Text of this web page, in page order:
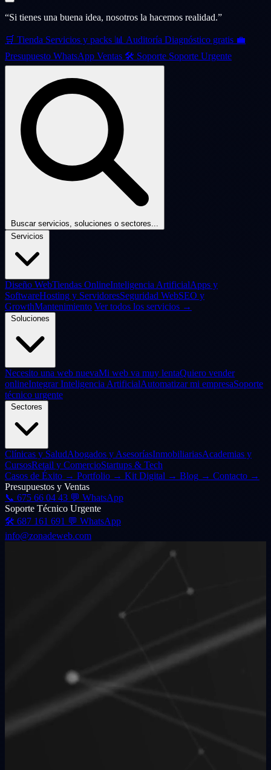
“Si tienes una buena idea, nosotros la hacemos realidad.”
🛒 Tienda Servicios y packs 📊 Auditoría Diagnóstico gratis 💼
Presupuesto WhatsApp Ventas 🛠️ Soporte Soporte Urgente
Buscar servicios, soluciones o sectores...
Servicios
Diseño WebTiendas OnlineInteligencia ArtificialApps y
SoftwareHosting y ServidoresSeguridad WebSEO y
GrowthMantenimiento Ver todos los servicios →
Soluciones
Necesito una web nuevaMi web va muy lentaQuiero vender
onlineIntegrar Inteligencia ArtificialAutomatizar mi empresaSoporte
técnico urgente
Sectores
Clínicas y SaludAbogados y AsesoríasInmobiliariasAcademias y
CursosRetail y ComercioStartups & Tech
Casos de Éxito → Portfolio → Kit Digital → Blog → Contacto →
Presupuestos y Ventas
📞 675 66 04 43 💬 WhatsApp
Soporte Técnico Urgente
🛠️ 687 161 691 💬 WhatsApp
info@zonadeweb.com